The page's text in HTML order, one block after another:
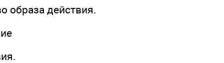
образа действия.